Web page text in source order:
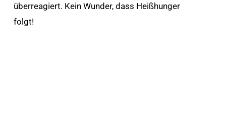
überreagiert. Kein Wunder, dass Heißhunger
folgt!